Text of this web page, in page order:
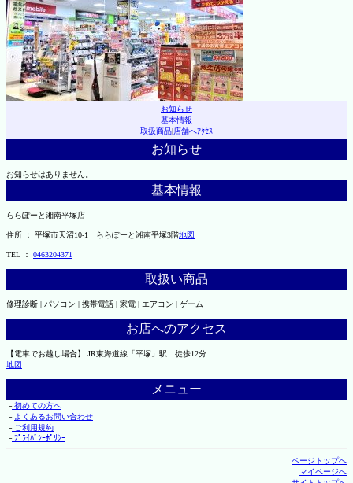
お知らせ
基本情報
取扱商品|店舗へｱｸｾｽ
お知らせ
お知らせはありません。
基本情報
ららぽーと湘南平塚店
住所 ： 平塚市天沼10-1 ららぽーと湘南平塚3階地図
TEL ： 0463204371
取扱い商品
修理診断 | パソコン | 携帯電話 | 家電 | エアコン | ゲーム
お店へのアクセス
【電車でお越し場合】 JR東海道線「平塚」駅 徒歩12分
地図
メニュー
├初めての方へ
├ よくあるお問い合わせ
├ご利用規約
└ﾌﾟﾗｲﾊﾞｼｰﾎﾟﾘｼｰ
ページトップへ
マイページへ